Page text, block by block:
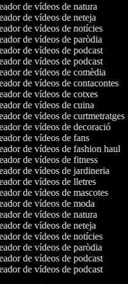
de vídeos de natura
de vídeos de neteja
de vídeos de notícies
de vídeos de paròdia
de vídeos de podcast
de vídeos de podcast
de vídeos de comèdia
de vídeos de contacontes
de vídeos de cotxes
de vídeos de cuina
de vídeos de curtmetratges
de vídeos de decoració
de vídeos de fans
de vídeos de fashion haul
de vídeos de fitness
de vídeos de jardineria
de vídeos de lletres
de vídeos de mascotes
de vídeos de moda
de vídeos de natura
de vídeos de neteja
de vídeos de notícies
de vídeos de paròdia
de vídeos de podcast
de vídeos de podcast